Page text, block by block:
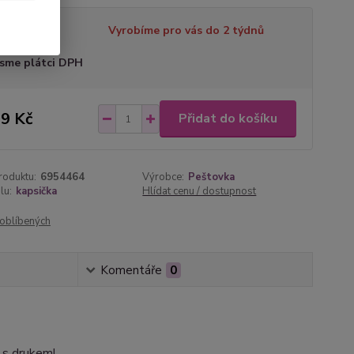
Vyrobíme pro vás do 2 týdnů
plátci DPH
Kč Přidat do košíku
6954464 Výrobce: Peštovka
kapsička Hlídat cenu / dostupnost
Komentáře 0